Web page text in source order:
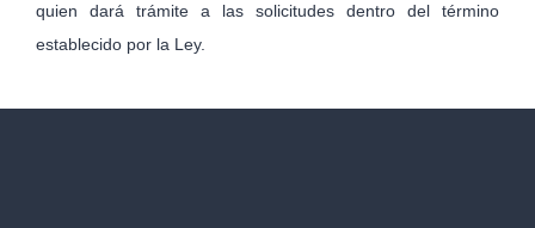
quien dará trámite a las solicitudes dentro del término
establecido por la Ley.